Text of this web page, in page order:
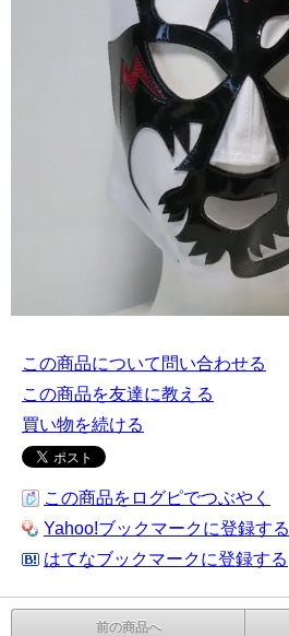
この商品について問い合わせる
この商品を友達に教える
買い物を続ける
この商品をログピでつぶやく
Yahoo!ブックマークに登録する
はてなブックマークに登録する
前の商品へ